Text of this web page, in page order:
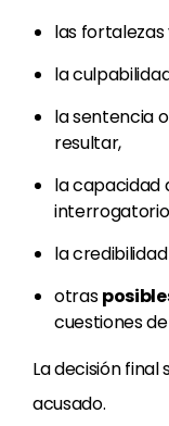
las fortalezas
la
la sentencia
resultar,
la capacidad
la
otras
cuestiones
La decisión final
acusado.